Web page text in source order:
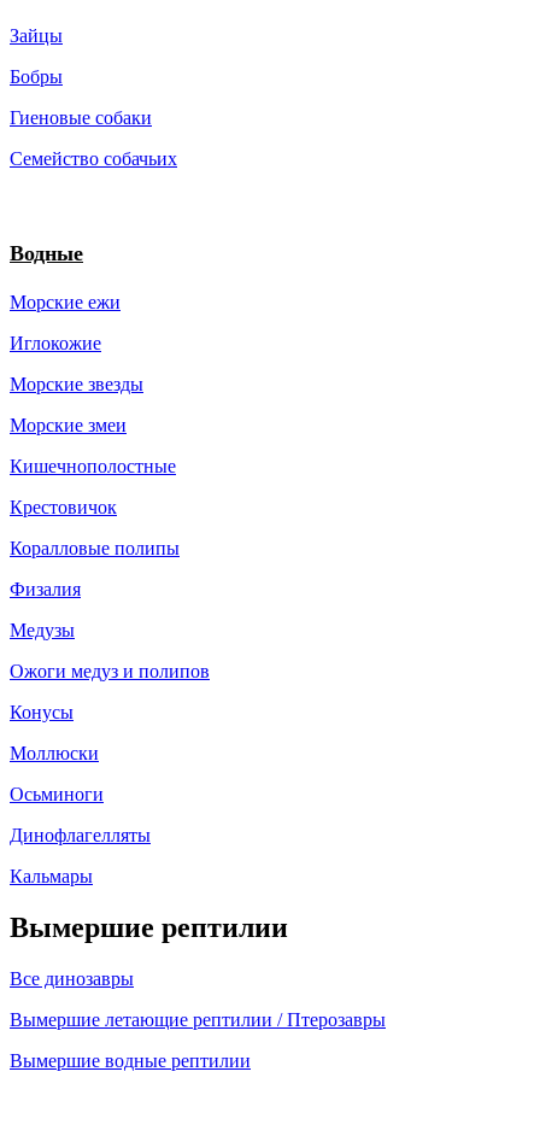
Зайцы
Бобры
Гиеновые собаки
Семейство собачьих
Водные
Морские ежи
Иглокожие
Морские звезды
Морские змеи
Кишечнополостные
Крестовичок
Коралловые полипы
Физалия
Медузы
Ожоги медуз и полипов
Конусы
Моллюски
Осьминоги
Динофлагелляты
Кальмары
Вымершие рептилии
Все динозавры
Вымершие летающие рептилии / Птерозавры
Вымершие водные рептилии